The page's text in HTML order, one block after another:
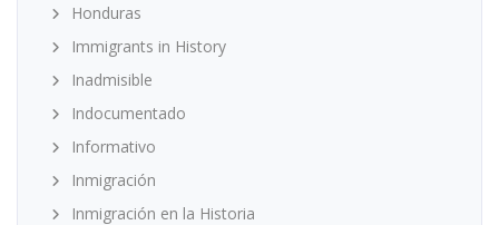
Honduras
Immigrants in History
Inadmisible
Indocumentado
Informativo
Inmigración
Inmigración en la Historia